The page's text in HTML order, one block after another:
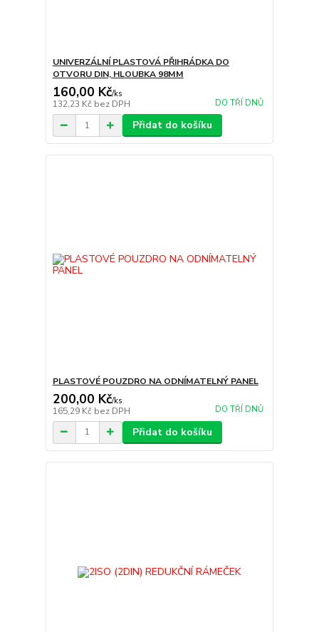
UNIVERZÁLNÍ PLASTOVÁ PŘIHRÁDKA DO
OTVORU DIN, HLOUBKA 98MM
160,00 Kč/ks
132,23 Kč bez DPH DO TŘÍ DNŮ
Přidat do košíku
PLASTOVÉ POUZDRO NA ODNÍMATELNÝ PANEL
200,00 Kč/ks
165,29 Kč bez DPH DO TŘÍ DNŮ
Přidat do košíku